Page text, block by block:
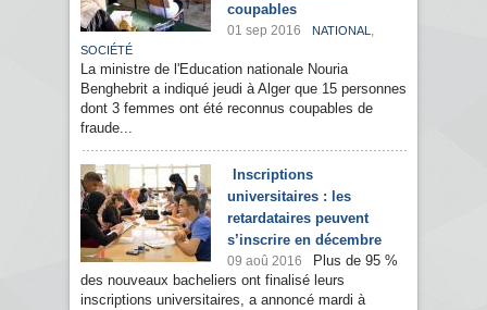
coupables
01 sep 2016 NATIONAL ,
SOCIÉTÉ
La ministre de l'Education nationale Nouria
Benghebrit a indiqué jeudi à Alger que 15 personnes
dont 3 femmes ont été reconnus coupables de
fraude...
Inscriptions
universitaires : les
retardataires peuvent
s’inscrire en décembre
09 aoû 2016
Plus de 95 %
des nouveaux bacheliers ont finalisé leurs
inscriptions universitaires, a annoncé mardi à